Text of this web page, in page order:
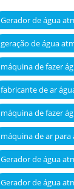
Gerador de água
geração de água
máquina de fazer
fabricante de ar
máquina de fazer
máquina de ar para
Gerador de água
Gerador de água